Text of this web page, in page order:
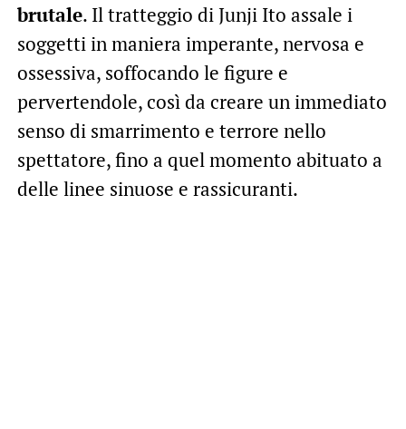
brutale. Il tratteggio di Junji Ito assale i
soggetti in maniera imperante, nervosa e
ossessiva, soffocando le figure e
pervertendole, così da creare un immediato
senso di smarrimento e terrore nello
spettatore, fino a quel momento abituato a
delle linee sinuose e rassicuranti.